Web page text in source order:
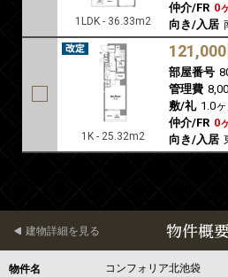
1LDK - 36.33m2
仲介/FR 0
向き/入居
1K - 25.32m2
121,000
部屋番号
管理費
敷/礼 1.0ヶ
仲介/FR 0
向き/入居
物件概
建物詳細を見る
物件名 コンフォリア北池袋